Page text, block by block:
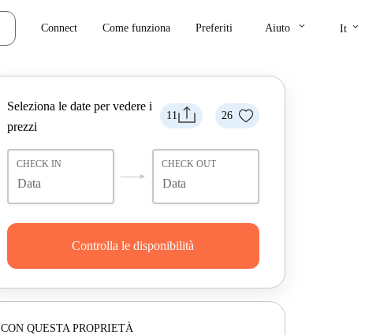
Connect Come funziona Preferiti Aiuto keyboard_arrow_down It keyboard_arrow_down
11 26
Seleziona le date per vedere i
prezzi
CHECK IN CHECK OUT
Controlla le disponibilità
CON QUESTA PROPRIETÀ